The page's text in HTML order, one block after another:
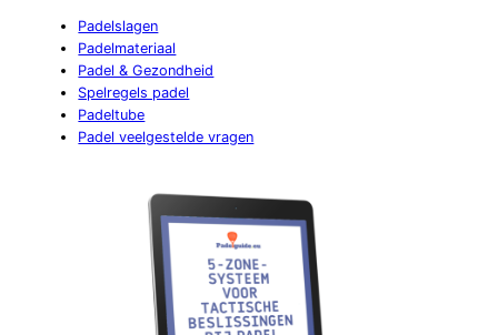
Padelslagen
Padelmateriaal
Padel & Gezondheid
Spelregels padel
Padeltube
Padel veelgestelde vragen